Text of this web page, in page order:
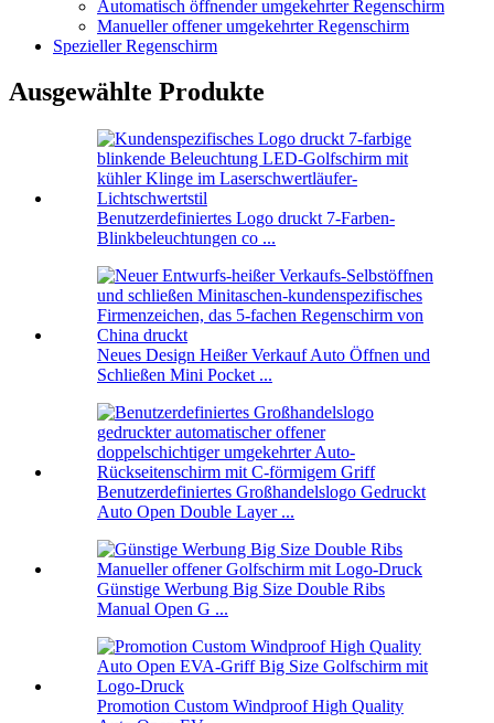
Automatisch öffnender umgekehrter Regenschirm
Manueller offener umgekehrter Regenschirm
Spezieller Regenschirm
Ausgewählte Produkte
Benutzerdefiniertes Logo druckt 7-Farben-
Blinkbeleuchtungen co ...
Neues Design Heißer Verkauf Auto Öffnen und
Schließen Mini Pocket ...
Benutzerdefiniertes Großhandelslogo Gedruckt
Auto Open Double Layer ...
Günstige Werbung Big Size Double Ribs
Manual Open G ...
Promotion Custom Windproof High Quality